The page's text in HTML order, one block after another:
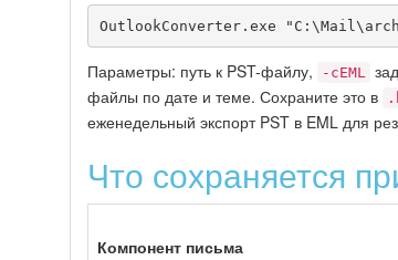
OutlookConverter.exe
Параметры: путь к PST-файлу, -cEML
файлы по дате и теме. Сохраните это в
еженедельный экспорт PST в EML для
Что сохраняется
Компонент письма